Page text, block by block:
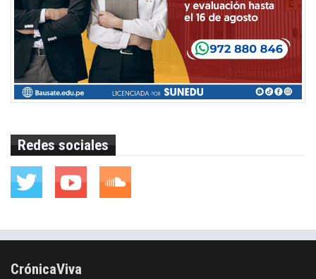
Redes sociales
CrónicaViva